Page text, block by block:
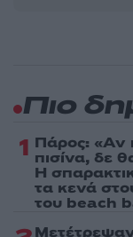
Πιο
1 Πάρος: «Αν
πισίνα, δε
Η
τα κενά
του beach